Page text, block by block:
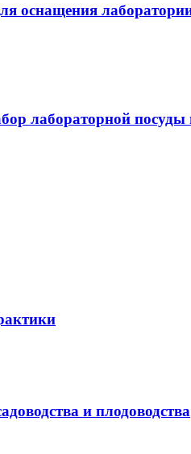
оснащения
лабораторной посуды
и плодоводства